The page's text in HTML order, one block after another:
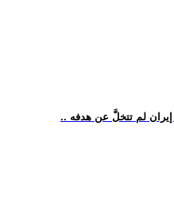
إيران لم تتخلَّ عن هدفه